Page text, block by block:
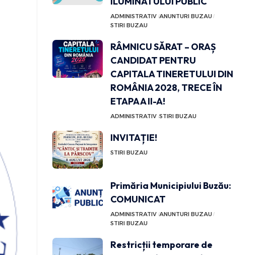
ADMINISTRATIV ANUNTURI BUZAU
STIRI BUZAU
RÂMNICU SĂRAT – ORAȘ
CANDIDAT PENTRU
CAPITALA TINERETULUI DIN
ROMÂNIA 2028, TRECE ÎN
ETAPA A II-A!
ADMINISTRATIV STIRI BUZAU
INVITAȚIE!
STIRI BUZAU
Primăria Municipiului Buzău:
COMUNICAT
ADMINISTRATIV ANUNTURI BUZAU
STIRI BUZAU
Restricții temporare de